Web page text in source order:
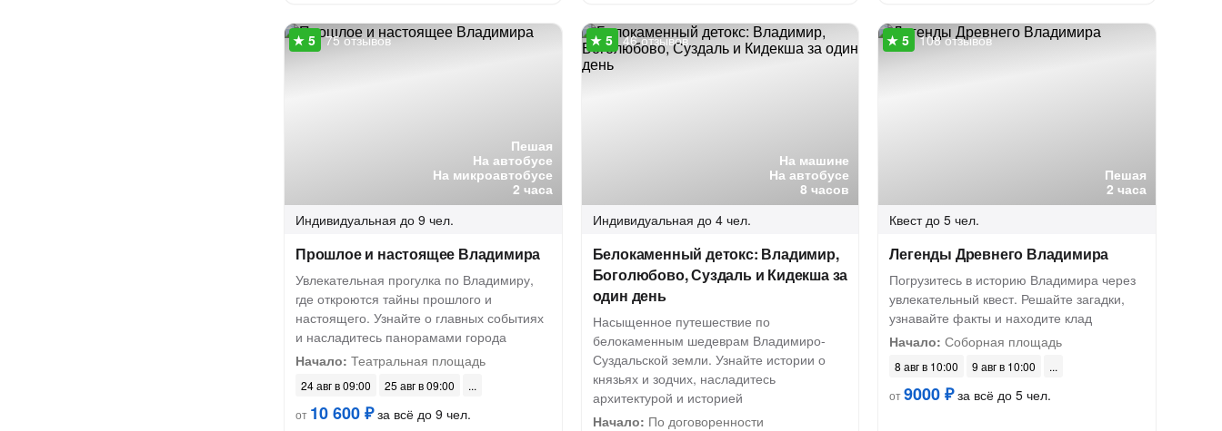
Пешая
На автобусе
На микроавтобусе
2 часа
75 отзывов
Индивидуальная до 9 чел.
Прошлое и настоящее Владимира
Увлекательная прогулка по Владимиру,
где откроются тайны прошлого и
настоящего. Узнайте о главных событиях
и насладитесь панорамами города
Начало: Театральная площадь
24 авг в 09:00
25 авг в 09:00
от 10 600 ₽за всё до 9 чел.
На машине
На автобусе
8 часов
46 отзывов
Индивидуальная до 4 чел.
Белокаменный детокс: Владимир,
Боголюбово, Суздаль и Кидекша за
один день
Насыщенное путешествие по
белокаменным шедеврам Владимиро-
Суздальской земли. Узнайте истории о
князьях и зодчих, насладитесь
архитектурой и историей
Начало: По договоренности
Пешая
2 часа
108 отзывов
Квест до 5 чел.
Легенды Древнего Владимира
Погрузитесь в историю Владимира через
увлекательный квест. Решайте загадки,
узнавайте факты и находите клад
Начало: Соборная площадь
8 авг в 10:00
9 авг в 10:00
от9000 ₽за всё до 5 чел.